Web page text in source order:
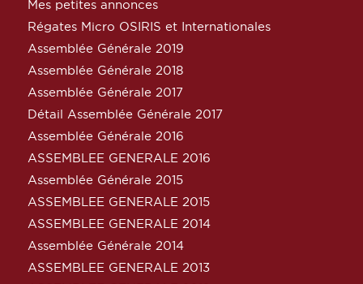
Mes petites annonces
Régates Micro OSIRIS et Internationales
Assemblée Générale 2019
Assemblée Générale 2018
Assemblée Générale 2017
Détail Assemblée Générale 2017
Assemblée Générale 2016
ASSEMBLEE GENERALE 2016
Assemblée Générale 2015
ASSEMBLEE GENERALE 2015
ASSEMBLEE GENERALE 2014
Assemblée Générale 2014
ASSEMBLEE GENERALE 2013